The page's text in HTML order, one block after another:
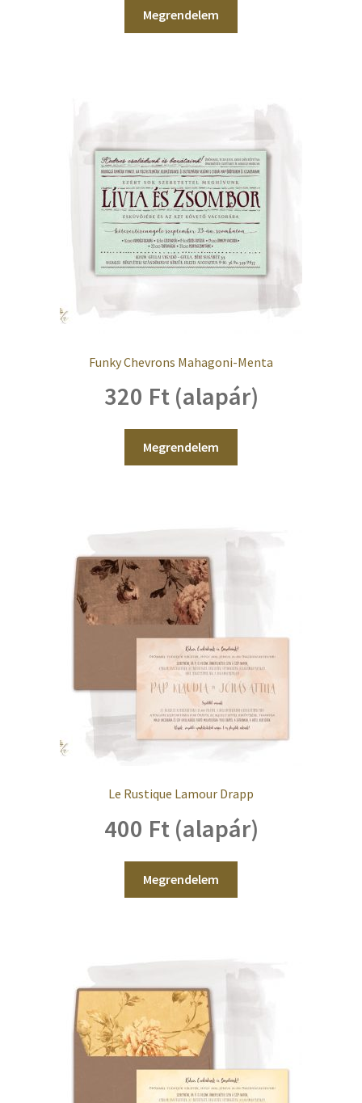
Megrendelem
Funky Chevrons Mahagoni-Menta
320 Ft (alapár)
Megrendelem
Le Rustique Lamour Drapp
400 Ft (alapár)
Megrendelem